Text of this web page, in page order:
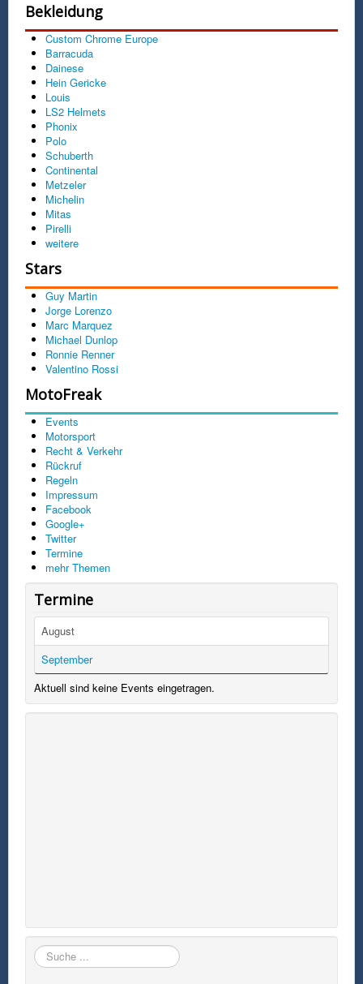
Bekleidung
Custom Chrome Europe
Barracuda
Dainese
Hein Gericke
Louis
LS2 Helmets
Phonix
Polo
Schuberth
Continental
Metzeler
Michelin
Mitas
Pirelli
weitere
Stars
Guy Martin
Jorge Lorenzo
Marc Marquez
Michael Dunlop
Ronnie Renner
Valentino Rossi
MotoFreak
Events
Motorsport
Recht & Verkehr
Rückruf
Regeln
Impressum
Facebook
Google+
Twitter
Termine
mehr Themen
Termine
August
September
Aktuell sind keine Events eingetragen.
Suchen